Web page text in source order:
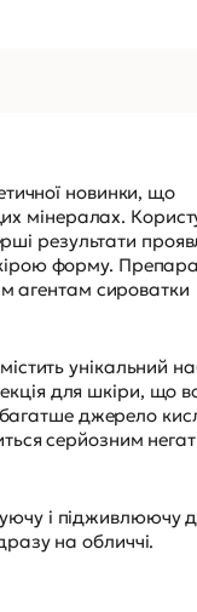
новинки, що
мінералах.
результати
форму.
агентам сироватки
унікальний
для шкіри, що
джерело
серйозним
і підживлюючу
на обличчі.